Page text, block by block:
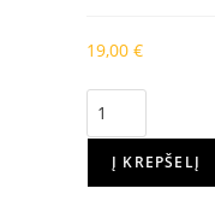
19,00 €
produkto
kiekis:
VITELLA
TREOX
Į KREPŠELĮ